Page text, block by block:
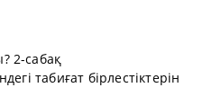
2-сабақ
табиғат бірлестіктерін